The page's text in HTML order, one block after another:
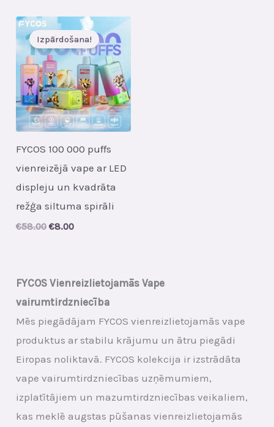
Izpārdošana!
FYCOS 100 000 puffs
vienreizējā vape ar LED
displeju un kvadrāta
režģa siltuma spirāli
€58.00 Original
€8.00Current
FYCOS Vienreizlietojamās Vape
vairumtirdzniecība
Mēs piegādājam FYCOS vienreizlietojamās vape
produktus ar stabilu krājumu un ātru piegādi
Eiropas noliktavā. FYCOS kolekcija ir izstrādāta
vape vairumtirdzniecības uzņēmumiem,
izplatītājiem un mazumtirdzniecības veikaliem,
kas meklē augstas pūšanas vienreizlietojamās